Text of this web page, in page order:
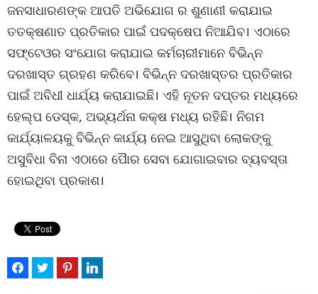
ଜନସାଧାରଣଙ୍କ ଆପତି ଅଭିଯୋଗ ର ଶୁଣାଣୀ କରାଯାଇ
ତତକ୍ଷଣାତ ପ୍ରତିକାର ପାଇଁ ପଦକ୍ଷେପ ନିଆଯିବ। ଏଠାରେ
ସଫ୍ଟେଓର ସଂଯୋଗ କରାଯାଇ କର୍ମଚାରୀମାନେ ବିଭିନ୍ନ
ଦରଖାସ୍ତ ଗ୍ରହଣ କରିବେ। ବିଭିନ୍ନ ଦରଖାସ୍ତର ପ୍ରତିକାର
ପାଇଁ ଅବିଧୀ ଧାର୍ଯ୍ୟ କରାଯାଇଛି। ଏହି ନୂତନ ଦପ୍ତର ମଧ୍ୟରେ
ହେଲ୍ପ ଡେସ୍କ, ଅଭ୍ୟର୍ଥନା କକ୍ଷ ମଧ୍ୟ ରହିଛି। ନିଗମ
କାର୍ଯ୍ୟାଳୟକୁ ବିଭିନ୍ନ କାର୍ଯ୍ୟ ନେଇ ଆସୁଥିବା ଲୋକଙ୍କୁ
ଅସୁବିଧା ବିନା ଏଠାରେ ପୈାର ସେବା ଯୋଗାଇବାର ବ୍ୟବସ୍ତା
ହୋଇଥିବା ପ୍ରକାଶ।